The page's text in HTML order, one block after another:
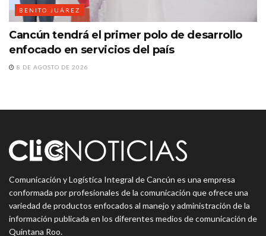
BENITO JUÁREZ
Cancún tendrá el primer polo de desarrollo
enfocado en servicios del país
8 DE AGOSTO DE 2026
Comunicación y Logística Integral de Cancún es una empresa
conformada por profesionales de la comunicación que ofrece una
variedad de productos enfocados al manejo y administración de la
información publicada en los diferentes medios de comunicación de
Quintana Roo.